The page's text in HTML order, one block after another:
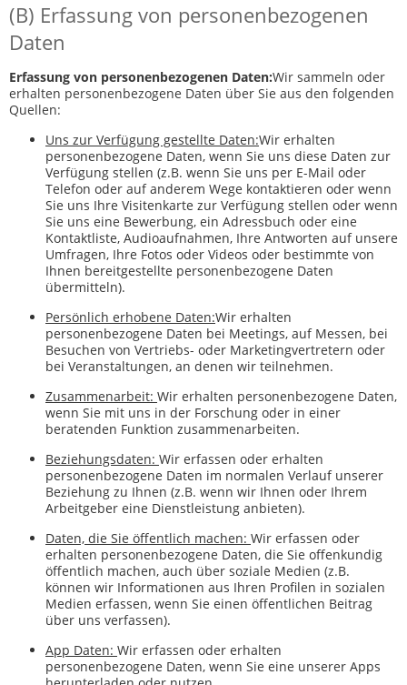
(B) Erfassung von personenbezogenen
Daten
Erfassung von personenbezogenen Daten:Wir sammeln oder
erhalten personenbezogene Daten über Sie aus den folgenden
Quellen:
Uns zur Verfügung gestellte Daten:Wir erhalten
personenbezogene Daten, wenn Sie uns diese Daten zur
Verfügung stellen (z.B. wenn Sie uns per E-Mail oder
Telefon oder auf anderem Wege kontaktieren oder wenn
Sie uns Ihre Visitenkarte zur Verfügung stellen oder wenn
Sie uns eine Bewerbung, ein Adressbuch oder eine
Kontaktliste, Audioaufnahmen, Ihre Antworten auf unsere
Umfragen, Ihre Fotos oder Videos oder bestimmte von
Ihnen bereitgestellte personenbezogene Daten
übermitteln).
Persönlich erhobene Daten:Wir erhalten
personenbezogene Daten bei Meetings, auf Messen, bei
Besuchen von Vertriebs- oder Marketingvertretern oder
bei Veranstaltungen, an denen wir teilnehmen.
Zusammenarbeit: Wir erhalten personenbezogene Daten,
wenn Sie mit uns in der Forschung oder in einer
beratenden Funktion zusammenarbeiten.
Beziehungsdaten: Wir erfassen oder erhalten
personenbezogene Daten im normalen Verlauf unserer
Beziehung zu Ihnen (z.B. wenn wir Ihnen oder Ihrem
Arbeitgeber eine Dienstleistung anbieten).
Daten, die Sie öffentlich machen: Wir erfassen oder
erhalten personenbezogene Daten, die Sie offenkundig
öffentlich machen, auch über soziale Medien (z.B.
können wir Informationen aus Ihren Profilen in sozialen
Medien erfassen, wenn Sie einen öffentlichen Beitrag
über uns verfassen).
App Daten: Wir erfassen oder erhalten
personenbezogene Daten, wenn Sie eine unserer Apps